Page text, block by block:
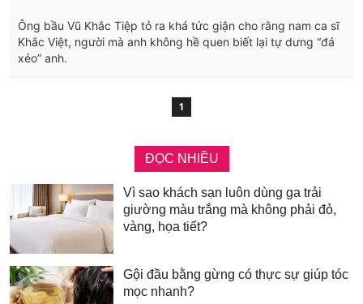
Ông bầu Vũ Khắc Tiệp tỏ ra khá tức giận cho rằng nam ca sĩ
Khắc Việt, người mà anh không hề quen biết lại tự dưng “đá
xéo” anh.
1
ĐỌC NHIỀU
Vì sao khách sạn luôn dùng ga trải
giường màu trắng mà không phải đỏ,
vàng, họa tiết?
Gội đầu bằng gừng có thực sự giúp tóc
mọc nhanh?